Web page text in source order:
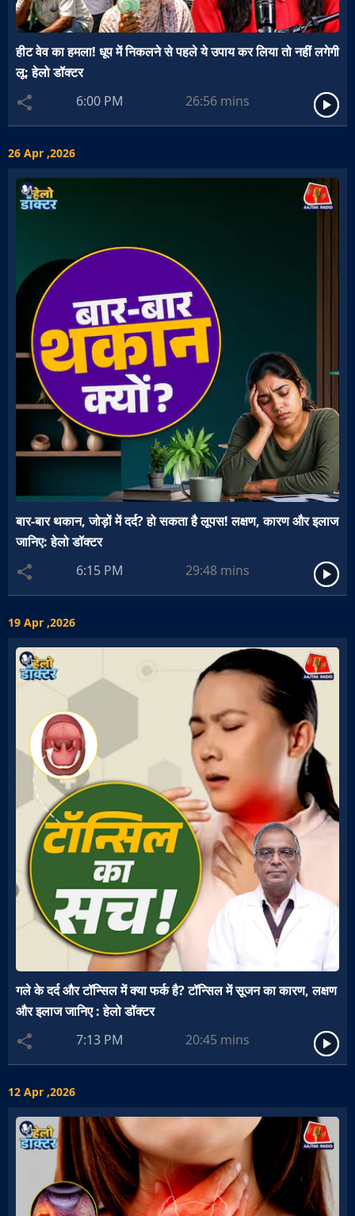
हीट वेव का हमला! धूप में निकलने से पहले ये उपाय कर लिया तो नहीं लगेगी
लू: हेलो डॉक्टर
6:00 PM
26:56 mins
26 Apr ,2026
बार-बार थकान, जोड़ों में दर्द? हो सकता है लूपस! लक्षण, कारण और इलाज
जानिए: हेलो डॉक्टर
6:15 PM
29:48 mins
19 Apr ,2026
गले के दर्द और टॉन्सिल में क्या फर्क है? टॉन्सिल में सूजन का कारण, लक्षण
और इलाज जानिए : हेलो डॉक्टर
7:13 PM
20:45 mins
12 Apr ,2026